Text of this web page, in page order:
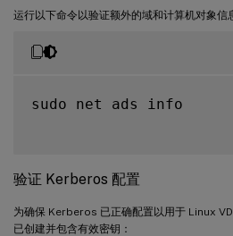
运行以下命令以验证额外的域和计算机对象信
sudo net ads info
验证 Kerberos 配置
为确保 Kerberos 已正确配置以用于 Linux
已创建并包含有效密钥：